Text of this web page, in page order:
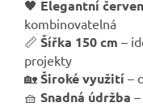
🖤 Elegantní
kombinovatelná
📏 Šířka 150 cm –
projekty
🏡 Široké využití –
🧺 Snadná údržba